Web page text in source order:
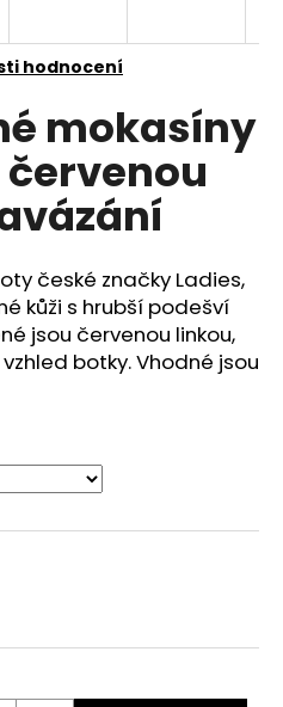
hodnocení
mokasíny
české značky Ladies,
kůži s hrubší podešví
jsou červenou linkou,
botky. Vhodné jsou